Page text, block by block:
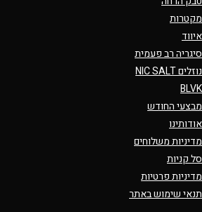
מקטרות
איווד
סיגריה רב פעמית
נוזלים NIC SALT
BLVK
מבצעי החודש
אודותינו
מדיניות משלוחים
סל קניות
מדיניות פרטיות
תנאי שימוש באתר